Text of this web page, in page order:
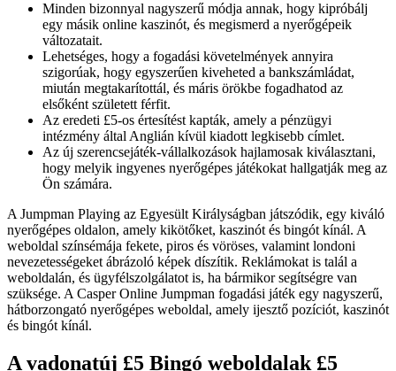
Minden bizonnyal nagyszerű módja annak, hogy kipróbálj
egy másik online kaszinót, és megismerd a nyerőgépeik
változatait.
Lehetséges, hogy a fogadási követelmények annyira
szigorúak, hogy egyszerűen kiveheted a bankszámládat,
miután megtakarítottál, és máris örökbe fogadhatod az
elsőként született férfit.
Az eredeti £5-os értesítést kapták, amely a pénzügyi
intézmény által Anglián kívül kiadott legkisebb címlet.
Az új szerencsejáték-vállalkozások hajlamosak kiválasztani,
hogy melyik ingyenes nyerőgépes játékokat hallgatják meg az
Ön számára.
A Jumpman Playing az Egyesült Királyságban játszódik, egy kiváló
nyerőgépes oldalon, amely kikötőket, kaszinót és bingót kínál. A
weboldal színsémája fekete, piros és vöröses, valamint londoni
nevezetességeket ábrázoló képek díszítik. Reklámokat is talál a
weboldalán, és ügyfélszolgálatot is, ha bármikor segítségre van
szüksége. A Casper Online Jumpman fogadási játék egy nagyszerű,
hátborzongató nyerőgépes weboldal, amely ijesztő pozíciót, kaszinót
és bingót kínál.
A vadonatúj £5 Bingó weboldalak £5